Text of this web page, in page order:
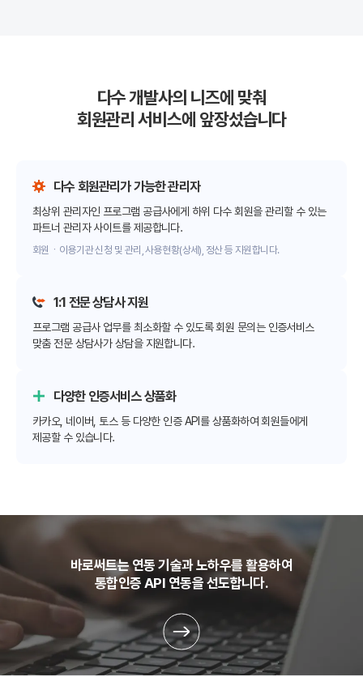
다수 개발사의 니즈에 맞춰
회원관리 서비스에 앞장섰습니다
다수 회원관리가 가능한 관리자
최상위 관리자인 프로그램 공급사에게 하위 다수 회원을 관리할 수 있는
파트너 관리자 사이트를 제공합니다.
회원ㆍ이용기관 신청 및 관리, 사용현황(상세), 정산 등 지원합니다.
1:1 전문 상담사 지원
프로그램 공급사 업무를 최소화할 수 있도록 회원 문의는 인증서비스
맞춤 전문 상담사가 상담을 지원합니다.
다양한 인증서비스 상품화
카카오, 네이버, 토스 등 다양한 인증 API를 상품화하여 회원들에게
제공할 수 있습니다.
바로써트는 연동 기술과 노하우를 활용하여
통합인증 API 연동을 선도합니다.